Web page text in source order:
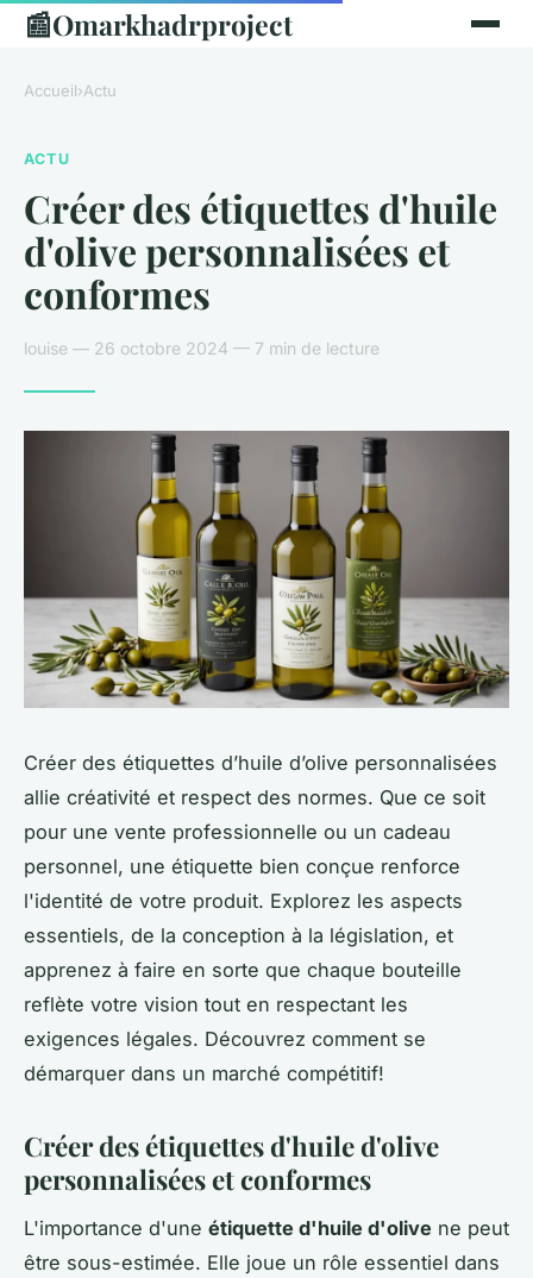
📰Omarkhadrproject
Accueil›Actu
ACTU
Créer des étiquettes d'huile
d'olive personnalisées et
conformes
louise — 26 octobre 2024 — 7 min de lecture
Créer des étiquettes d’huile d’olive personnalisées
allie créativité et respect des normes. Que ce soit
pour une vente professionnelle ou un cadeau
personnel, une étiquette bien conçue renforce
l'identité de votre produit. Explorez les aspects
essentiels, de la conception à la législation, et
apprenez à faire en sorte que chaque bouteille
reflète votre vision tout en respectant les
exigences légales. Découvrez comment se
démarquer dans un marché compétitif!
Créer des étiquettes d'huile d'olive
personnalisées et conformes
L'importance d'une étiquette d'huile d'olive ne peut
être sous-estimée. Elle joue un rôle essentiel dans